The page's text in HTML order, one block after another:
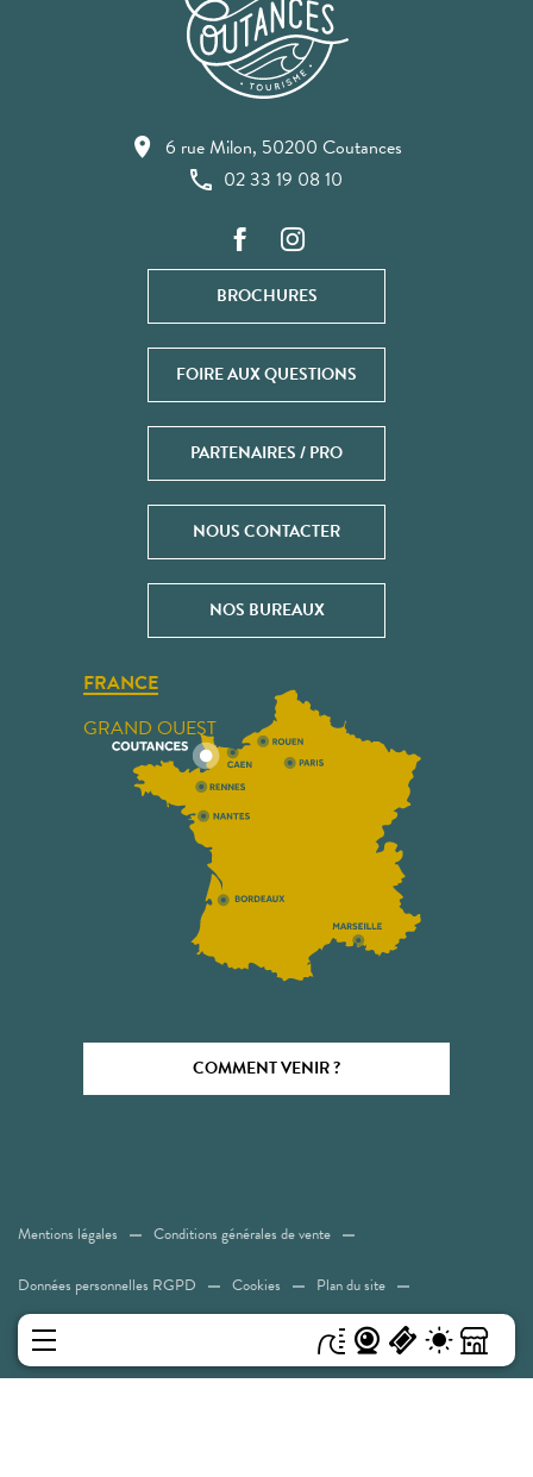
6 rue Milon, 50200 Coutances
02 33 19 08 10
BROCHURES
FOIRE AUX QUESTIONS
PARTENAIRES / PRO
NOUS CONTACTER
NOS BUREAUX
FRANCE
GRAND OUEST
COMMENT VENIR ?
Mentions légales Conditions générales de vente
Données personnelles RGPD Cookies Plan du site
Accessibilité: Non conforme